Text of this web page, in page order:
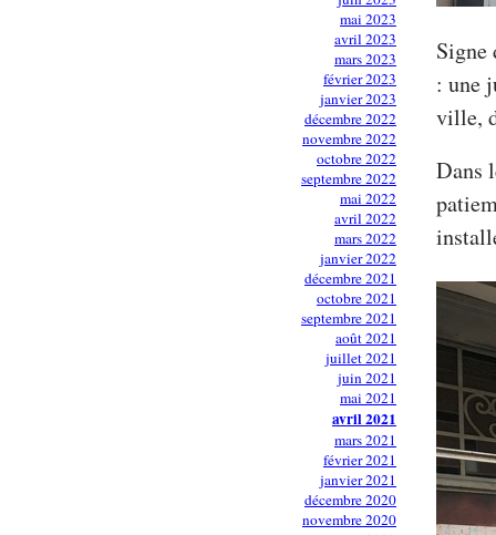
mai 2023
avril 2023
mars 2023
février 2023
janvier 2023
décembre 2022
novembre 2022
octobre 2022
septembre 2022
mai 2022
avril 2022
mars 2022
janvier 2022
décembre 2021
octobre 2021
septembre 2021
août 2021
juillet 2021
juin 2021
mai 2021
avril 2021
mars 2021
février 2021
janvier 2021
décembre 2020
novembre 2020
Signe
: une
ville,
Dans